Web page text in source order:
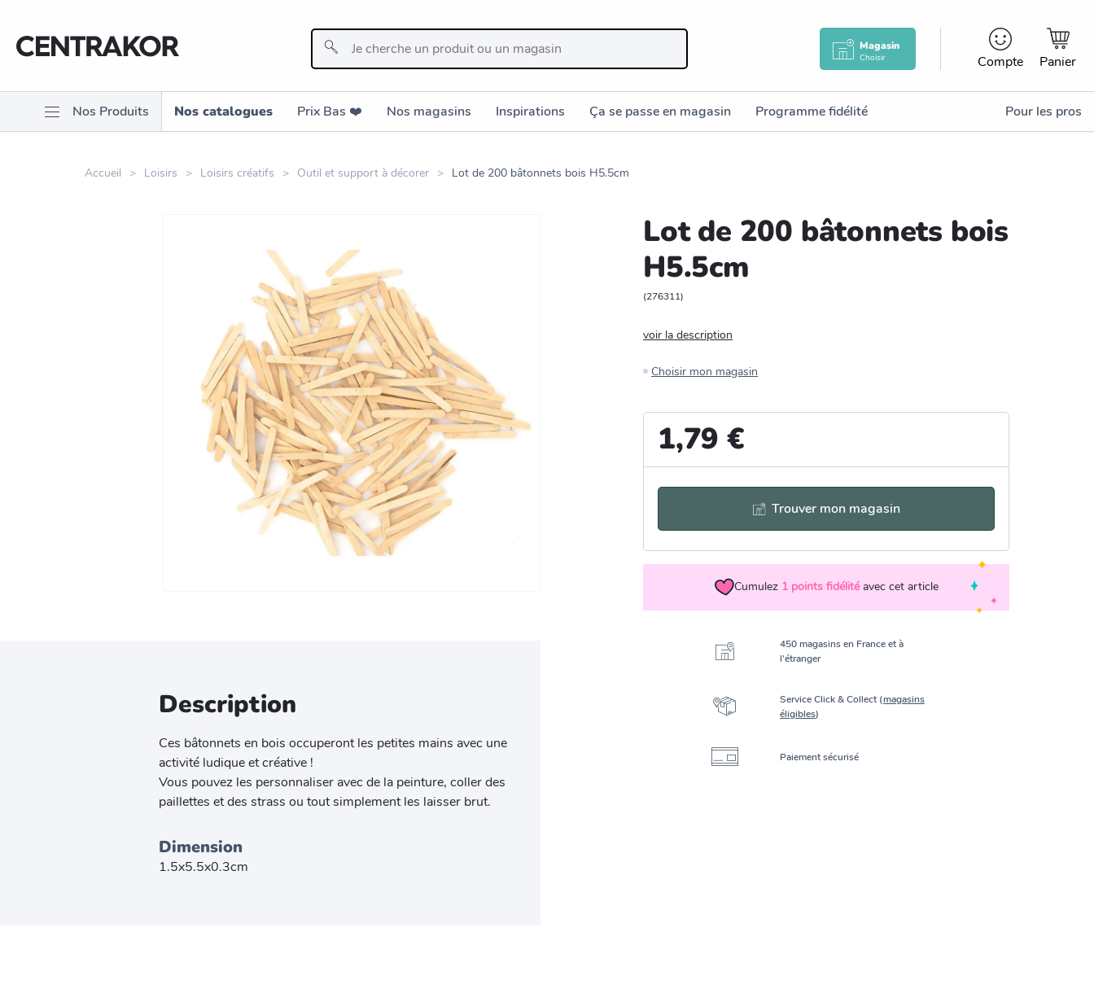
Magasin
Choisir Compte Panier
Nos Produits Nos catalogues Prix Bas ❤️️ Nos magasins Inspirations Ça se passe en magasin Programme fidélité Pour les pros
Accueil Loisirs Loisirs créatifs Outil et support à décorer Lot de 200 bâtonnets bois H5.5cm
Zoomer sur l'image
Description
Ces bâtonnets en bois occuperont les petites mains avec une
activité ludique et créative !
Vous pouvez les personnaliser avec de la peinture, coller des
paillettes et des strass ou tout simplement les laisser brut.
Dimension
1.5x5.5x0.3cm
Lot de 200 bâtonnets bois
H5.5cm
(276311)
voir la description
Choisir mon magasin
1,79 €
Trouver mon magasin
Cumulez 1 points fidélité avec cet article
450 magasins en France et à
l’étranger
Service Click & Collect (magasins
éligibles)
Paiement sécurisé